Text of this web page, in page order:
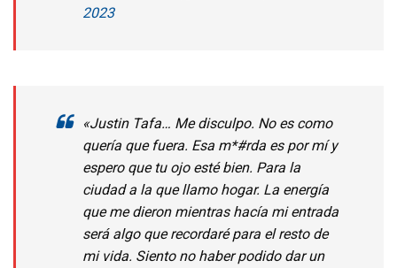
2023
«Justin Tafa… Me disculpo. No es como
quería que fuera. Esa m*#rda es por mí y
espero que tu ojo esté bien. Para la
ciudad a la que llamo hogar. La energía
que me dieron mientras hacía mi entrada
será algo que recordaré para el resto de
mi vida. Siento no haber podido dar un